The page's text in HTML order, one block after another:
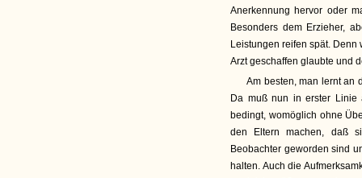
Anerkennung hervor oder
Besonders dem Erzieher,
Leistungen reifen spät.
Arzt geschaffen glaubte und
Am besten, man lernt an
Da muß nun in erster Linie
bedingt, womöglich ohne
den Eltern machen, daß
Beobachter geworden sind
halten. Auch die